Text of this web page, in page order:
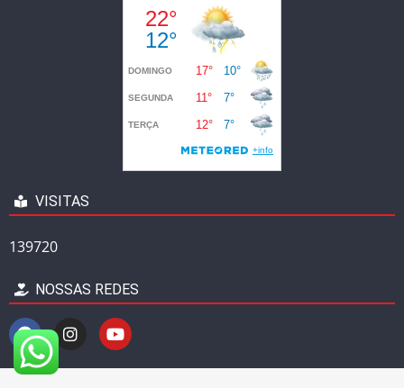
VISITAS
139720
NOSSAS REDES